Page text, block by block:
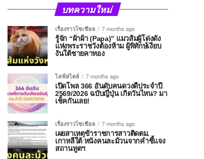
บทความใหม่
เรื่องราวโซเชียล
7 months ago
รู้จัก “ผ้าผ้า (Papa)” แมวส้มผู้โด่งดัง
แห่งพระราชวังต้องห้าม ผู้พิทักษ์เงียบ
งันใต้ชายคาทอง
ไลฟ์สไตล์
7 months ago
เปิดโพล 366 อันดับคนดวงดีประจำปี
2569/2026 ฉบับญี่ปุ่น เกิดวันไหน? มา
เช็คกันเลย!
เรื่องราวโซเชียล
7 months ago
เผยสาเหตุข้าราชการสาวติดตม.
เกาหลีใต้ หนังคนละม้วนจากคำชี้แจง
สถานทูตฯ